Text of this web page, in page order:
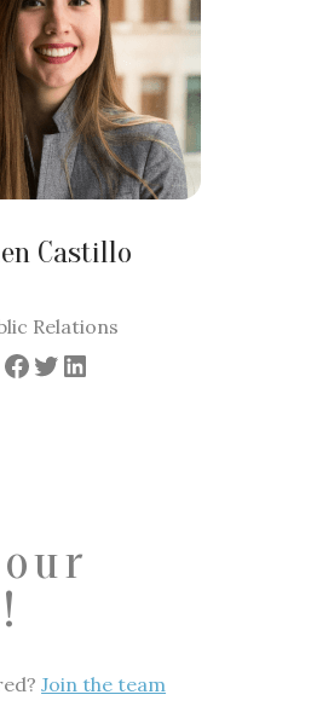
Castillo
Relations
Facebook Twitter LinkedIn
Join the team